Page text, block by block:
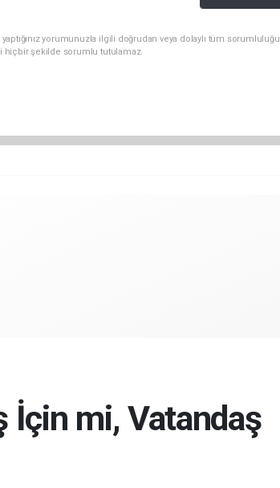
yorumunuzla ilgili doğrudan veya dolaylı tüm sorumluluğu
hiçbir şekilde sorumlu tutulamaz.
İçin mi, Vatandaş